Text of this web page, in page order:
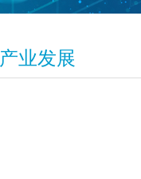
产业发展